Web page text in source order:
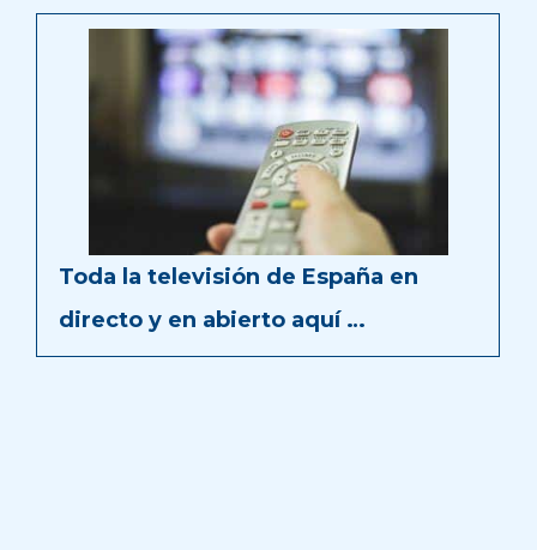
Toda la televisión de España en
directo y en abierto aquí …